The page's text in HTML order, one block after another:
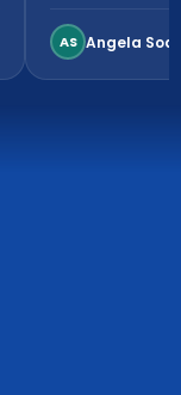
AS Angela